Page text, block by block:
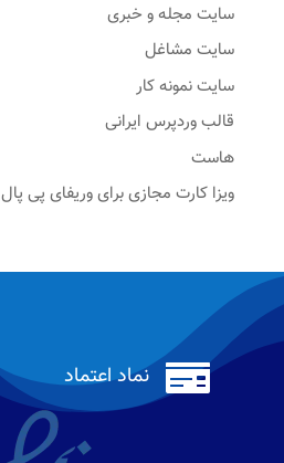
سایت مجله و خبری
سایت مشاغل
سایت نمونه کار
قالب وردپرس ایرانی
هاست
ویزا کارت مجازی برای وریفای پی پال
 نماد اعتماد